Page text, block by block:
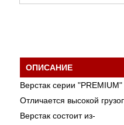
ОПИСАНИЕ
Верстак серии
Отличается высокой
Верстак состоит из-